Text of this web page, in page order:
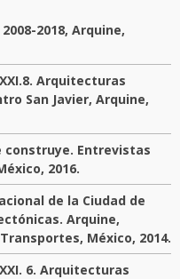
2018, Arquine,
Arquitecturas
San Javier, Arquine,
construye. Entrevistas
2016.
de la Ciudad de
Arquine,
México, 2014.
6. Arquitecturas